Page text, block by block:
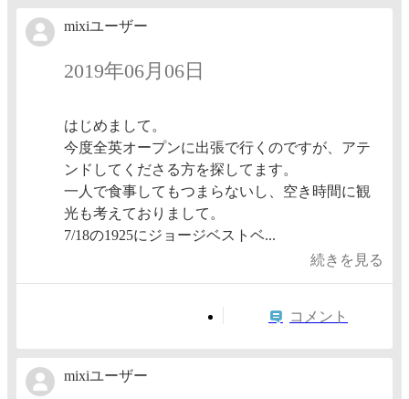
mixiユーザー
2019年06月06日
はじめまして。
今度全英オープンに出張で行くのですが、アテ
ンドしてくださる方を探してます。
一人で食事してもつまらないし、空き時間に観
光も考えておりまして。
7/18の1925にジョージベストベ...
続きを見る
コメント
mixiユーザー